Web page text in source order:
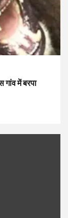
में बरपा